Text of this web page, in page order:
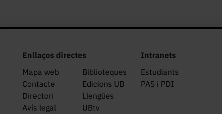
Enllaços directes
Mapa web
Biblioteques
Contacte
Edicions UB
Directori
Llengües
Avís legal
UBtv
Intranets
Estudiants
PAS i PDI